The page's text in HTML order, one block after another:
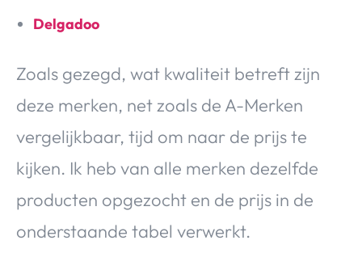
Delgadoo
Zoals gezegd, wat kwaliteit betreft zijn
deze merken, net zoals de A-Merken
vergelijkbaar, tijd om naar de prijs te
kijken. Ik heb van alle merken dezelfde
producten opgezocht en de prijs in de
onderstaande tabel verwerkt.